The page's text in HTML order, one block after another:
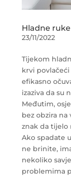
Hladne
23/11/2022
Tijekom
krvi
efikasno
izaziva da su
Međutim,
bez obzira
znak da tijelo
Ako spadate
ne brinite,
nekoliko
problemima